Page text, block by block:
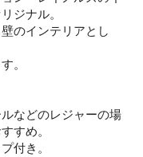
ジナル。
のインテリアとし
。
などのレジャーの場
すめ。
付き。